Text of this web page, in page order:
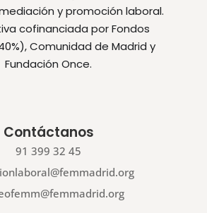
y promoción laboral.
cofinanciada por Fondos
Comunidad de Madrid y
Fundación Once.
Contáctanos
91 399 32 45